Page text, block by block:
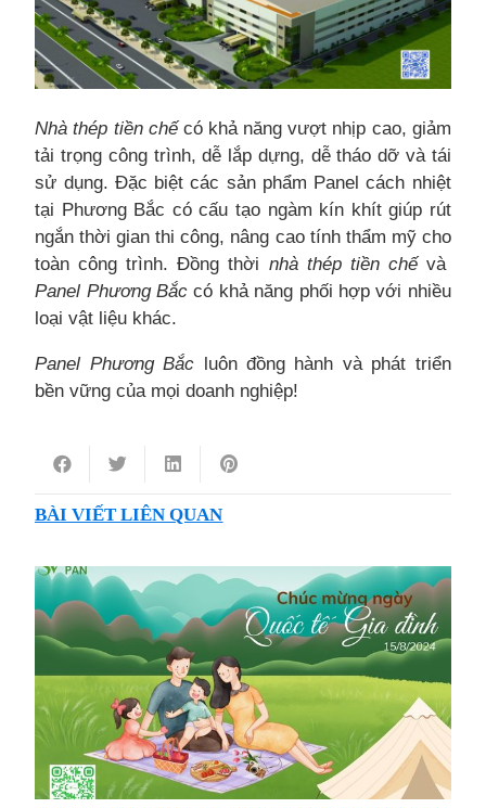
Nhà thép tiền chếcó khả năng vượt nhịp cao, giảm
tải trọng công trình, dễ lắp dựng, dễ tháo dỡ và tái
sử dụng. Đặc biệt các sản phẩm Panel cách nhiệt
tại Phương Bắc có cấu tạo ngàm kín khít giúp rút
ngắn thời gian thi công, nâng cao tính thẩm mỹ cho
toàn công trình. Đồng thời nhà thép tiền chếvà
Panel Phương Bắc có khả năng phối hợp với nhiều
loại vật liệu khác.
Panel Phương Bắc luôn đồng hành và phát triển
bền vững của mọi doanh nghiệp!
BÀI VIẾT LIÊN QUAN